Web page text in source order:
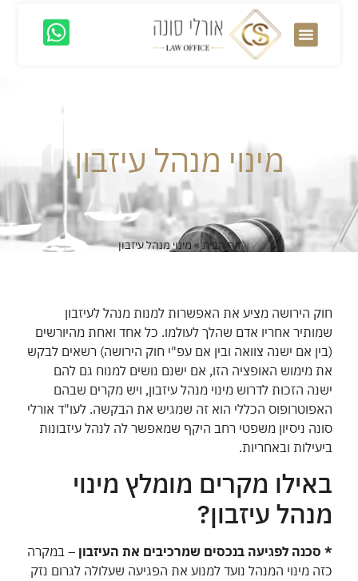
מינוי מנהל עיזבון
דף הבית»מינוי מנהל עיזבון
חוק הירושה מציע את האפשרות למנות מנהל לעיזבון
שמותיר אחריו אדם שהלך לעולמו. כל אחד ואחת מהיורשים
(בין אם ישנה צוואה ובין אם עפ"י חוק הירושה) רשאים לבקש
את מימוש האופציה הזו, אם ישנם נושים למנוח גם להם
ישנה הזכות לדרוש מינוי מנהל עיזבון, ויש מקרים שבהם
האפוטרופוס הכללי הוא זה שמגיש את הבקשה. לעו"ד אורלי
סונה ניסיון משפטי רחב היקף שמאפשר לה לנהל עיזבונות
ביעילות ובאחריות.
באילו מקרים מומלץ מינוי
מנהל עיזבון?
* סכנה לפגיעה בנכסים שמרכיבים את העיזבון – במקרה
כזה מינוי המנהל נועד למנוע את הפגיעה שעלולה לגרום נזק